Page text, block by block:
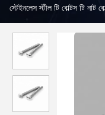
স্টেইনলেস স্টীল টি বোল্টস টি নাট